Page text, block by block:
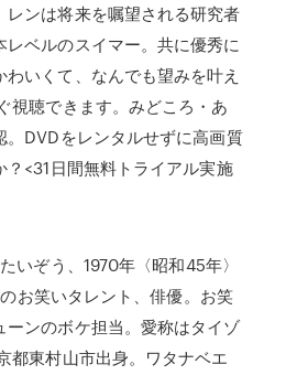
レンは将来を嘱望される研究者
レベルのスイマー。共に優秀に
いくて、なんでも望みを叶え
視聴できます。みどころ・あ
。DVDをレンタルせずに高画質
？<31日間無料トライアル実施
いぞう、1970年〈昭和45年〉
お笑いタレント、俳優。お笑
ーンのボケ担当。愛称はタイゾ
都東村山市出身。ワタナベエ